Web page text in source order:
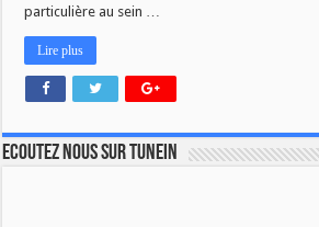
particulière au sein …
Lire plus
Ecoutez nous sur TuneIn